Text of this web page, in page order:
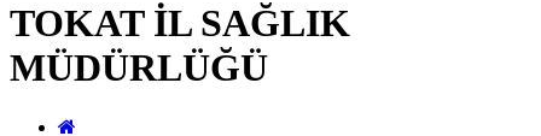
TOKAT İL SAĞLIK
MÜDÜRLÜĞÜ